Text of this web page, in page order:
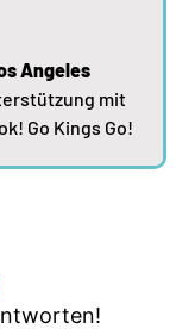
Angeles
mit
Go Kings Go!